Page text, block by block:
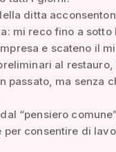
ditta
mi reco fino a sotto
e scateno il
al
passato, ma senza
“pensiero
consentire di